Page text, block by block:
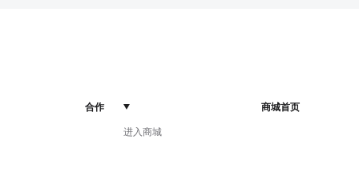
合作 商城首页
进入商城